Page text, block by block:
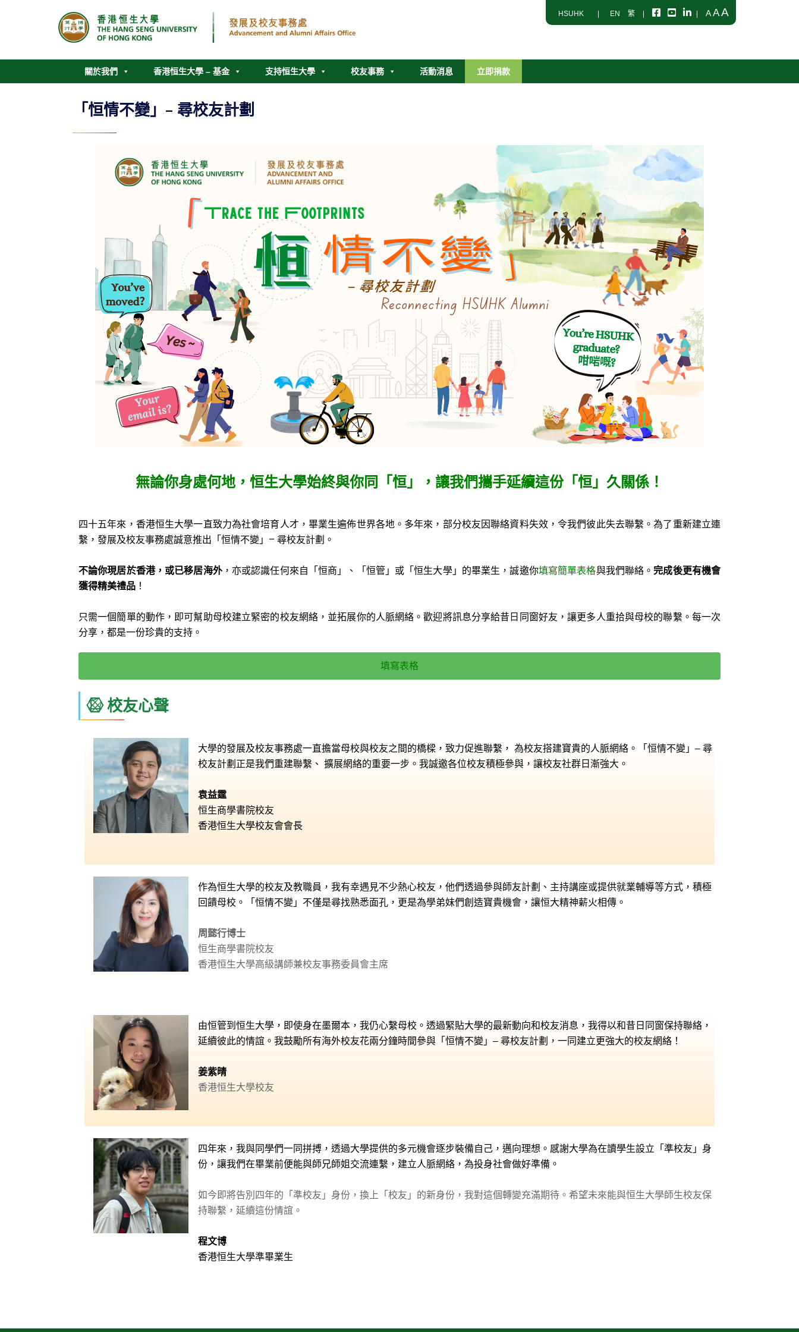
HSUHK EN 繁 AAA
關於我們 香港恒生大學 – 基金 支持恒生大學 校友事務 活動消息 立即捐款
「恒情不變」– 尋校友計劃
無論你身處何地，恒生大學始終與你同「恒」，讓我們攜手延續這份「恒」久關係！
四十五年來，香港恒生大學一直致力為社會培育人才，畢業生遍佈世界各地。多年來，部分校友因聯絡資料失效，令我們彼此失去聯繫。為了重新建立連
繫，發展及校友事務處誠意推出「恒情不變」– 尋校友計劃。
不論你現居於香港，或已移居海外，亦或認識任何來自「恒商」、「恒管」或「恒生大學」的畢業生，誠邀你填寫簡單表格與我們聯絡。完成後更有機會
獲得精美禮品 ！
只需一個簡單的動作，即可幫助母校建立緊密的校友網絡，並拓展你的人脈網絡。歡迎將訊息分享給昔日同窗好友，讓更多人重拾與母校的聯繫。每一次
分享，都是一份珍貴的支持。
填寫表格
校友心聲
大學的發展及校友事務處一直擔當母校與校友之間的橋樑，致力促進聯繫， 為校友搭建寶貴的人脈網絡。「恒情不變」– 尋
校友計劃正是我們重建聯繫、 擴展網絡的重要一步。我誠邀各位校友積極參與，讓校友社群日漸強大。
袁益霆
恒生商學書院校友
香港恒生大學校友會會長
作為恒生大學的校友及教職員，我有幸遇見不少熱心校友， 他們透過參與師友計劃、主持講座或提供就業輔導等方式，積極
回饋母校。
「恒情不變」不僅是尋找熟悉面孔，更是為學弟妹們創造寶貴機會，讓恒大精神薪火相傳。
周懿行博士
恒生商學書院校友
香港恒生大學高級講師兼校友事務委員會主席
由恒管到恒生大學，即使身在墨爾本，我仍心繫母校。透過緊貼大學的最新動向和校友消息，我得以和昔日同窗保持聯絡，
延續彼此的情誼。我鼓勵所有海外校友花兩分鐘時間參與「恒情不變」– 尋校友計劃，一同建立更強大的校友網絡！
姜紫晴
香港恒生大學校友
四年來，我與同學們一同拼搏，透過大學提供的多元機會逐步裝備自己，邁向理想。感謝大學為在讀學生設立「準校友」身
份，讓我們在畢業前便能與師兄師姐交流連繫，建立人脈網絡，為投身社會做好準備。
如今即將告別四年的「準校友」身份，換上「校友」的新身份，我對這個轉變充滿期待。希望未來能與恒生大學師生校友保
持聯繫，延續這份情誼。
程文博
香港恒生大學準畢業生